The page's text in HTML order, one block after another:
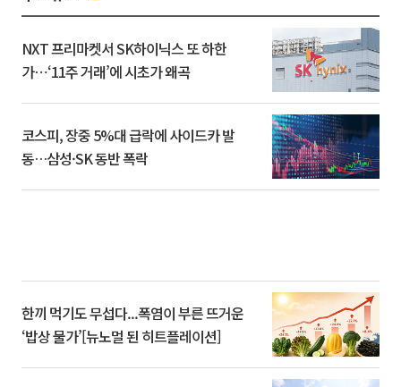
NXT 프리마켓서 SK하이닉스 또 하한
가⋯‘11주 거래’에 시초가 왜곡
코스피, 장중 5%대 급락에 사이드카 발
동…삼성·SK 동반 폭락
한끼 먹기도 무섭다...폭염이 부른 뜨거운
‘밥상 물가’[뉴노멀 된 히트플레이션]